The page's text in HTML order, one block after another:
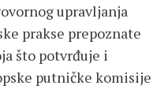
upravljanja
prakse prepoznate
što potvrđuje i
putničke komisije